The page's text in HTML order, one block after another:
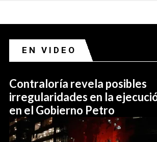
EN VIDEO
Contraloría revela posibles
irregularidades en la
en el Gobierno Petro